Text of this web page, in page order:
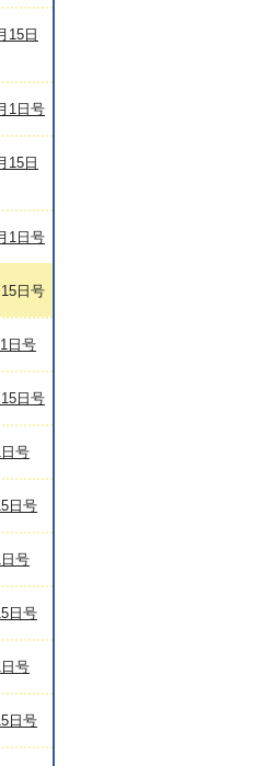
15日
1日号
15日
1日号
日号
日号
日号
号
日号
号
日号
号
日号